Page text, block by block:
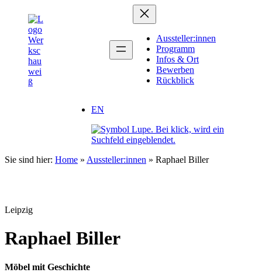
springen
Aussteller:innen
Programm
Infos & Ort
Bewerben
Rückblick
EN
Sie sind hier: Home » Aussteller:innen » Raphael Biller
Leipzig
Raphael Biller
Möbel mit Geschichte